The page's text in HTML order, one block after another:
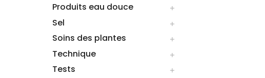
Produits eau douce 
Sel 
Soins des plantes 
Technique 
Tests 